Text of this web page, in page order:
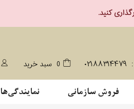
۰۲۱۸۸۳۱۴۴۷۹ 0 سبد خرید
فروش سازمانی نمایندگی‌ها